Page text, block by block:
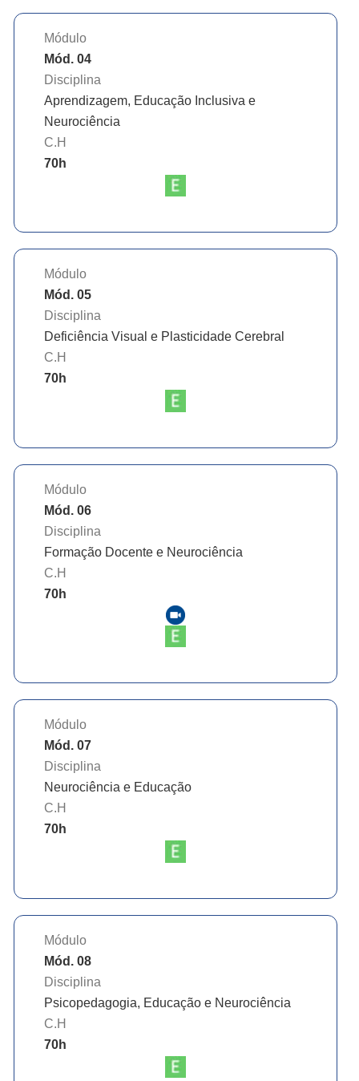
Módulo
Mód. 04
Disciplina
Aprendizagem, Educação Inclusiva e
Neurociência
C.H
70h
Módulo
Mód. 05
Disciplina
Deficiência Visual e Plasticidade Cerebral
C.H
70h
Módulo
Mód. 06
Disciplina
Formação Docente e Neurociência
C.H
70h
Módulo
Mód. 07
Disciplina
Neurociência e Educação
C.H
70h
Módulo
Mód. 08
Disciplina
Psicopedagogia, Educação e Neurociência
C.H
70h